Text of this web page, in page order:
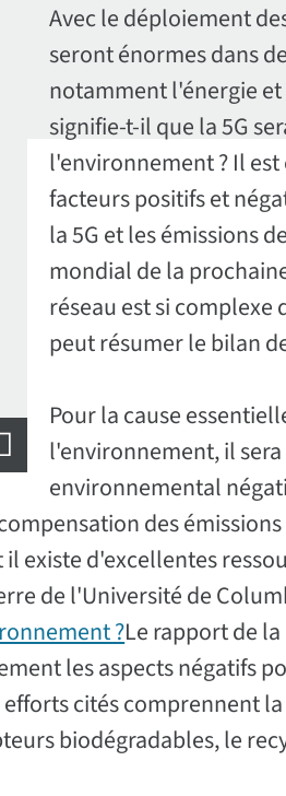
Avec le déploiement
seront énormes dans
notamment l'énergie et
signifie-t-il que la 5G
l'environnement ? Il
facteurs positifs et
la 5G et les émissions
mondial de la
réseau est si
peut résumer le bilan
Pour la cause
l'environnement, il
environnemental
des
existe d'excellentes
de l'Université de
?Le rapport de
les aspects négatifs
cités comprennent
biodégradables, le